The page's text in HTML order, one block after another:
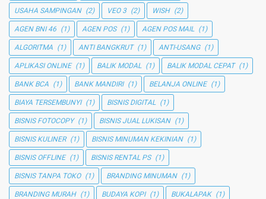
USAHA SAMPINGAN (2) VEO 3 (2) WISH (2)
AGEN BNI 46 (1) AGEN POS (1) AGEN POS MAIL (1)
ALGORITMA (1) ANTI BANGKRUT (1) ANTI-USANG (1)
APLIKASI ONLINE (1) BALIK MODAL (1) BALIK MODAL CEPAT (1)
BANK BCA (1) BANK MANDIRI (1) BELANJA ONLINE (1)
BIAYA TERSEMBUNYI (1) BISNIS DIGITAL (1)
BISNIS FOTOCOPY (1) BISNIS JUAL LUKISAN (1)
BISNIS KULINER (1) BISNIS MINUMAN KEKINIAN (1)
BISNIS OFFLINE (1) BISNIS RENTAL PS (1)
BISNIS TANPA TOKO (1) BRANDING MINUMAN (1)
BRANDING MURAH (1) BUDAYA KOPI (1) BUKALAPAK (1)